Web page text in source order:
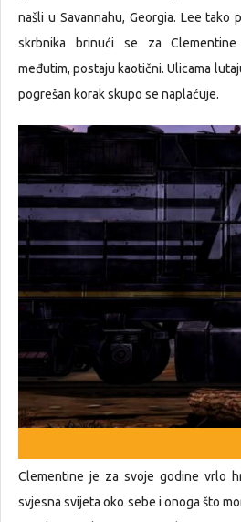
našli u Savannahu, Georgia. Lee tako
skrbnika brinući se za
međutim, postaju kaotični. Ulicama
pogrešan korak skupo se naplaćuje.
Clementine je za svoje godine vrlo
svjesna svijeta oko sebe i onoga što